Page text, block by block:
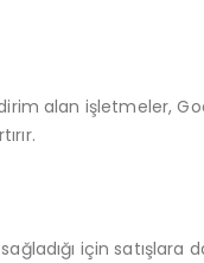
alan işletmeler,
için satışlara